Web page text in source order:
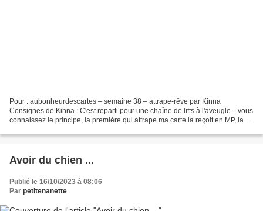
Pour : aubonheurdescartes – semaine 38 – attrape-rêve par Kinna
Consignes de Kinna : C'est reparti pour une chaîne de lifts à l'aveugle... vous
connaissez le principe, la première qui attrape ma carte la reçoit en MP, la
Avoir du chien ...
Publié le 16/10/2023 à 08:06
Par petitenanette